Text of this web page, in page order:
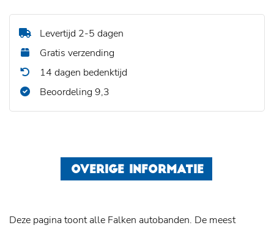
Levertijd 2-5 dagen
Gratis verzending
14 dagen bedenktijd
Beoordeling 9,3
OVERIGE INFORMATIE
Deze pagina toont alle Falken autobanden. De meest